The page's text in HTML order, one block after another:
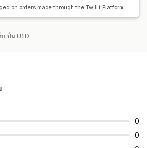
on orders made through the Twillit Platform
เป็น USD
0
0